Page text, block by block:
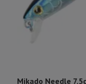
Mikado Needle